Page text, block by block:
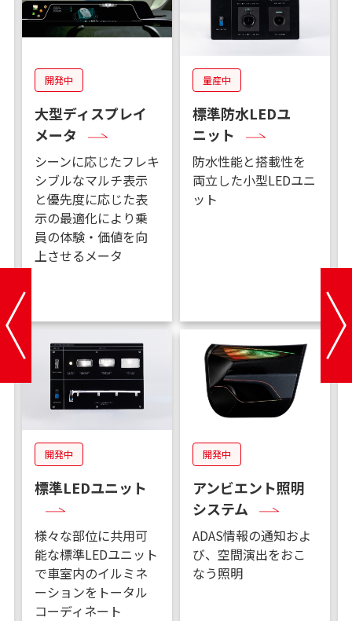
開発中
大型ディスプレイ
メータ
シーンに応じたフレキ
シブルなマルチ表示
と優先度に応じた表
示の最適化により乗
員の体験・価値を向
上させるメータ
量産中
標準防水LEDユ
ニット
防水性能と搭載性を
両立した小型LEDユニ
ット
開発中
標準LEDユニット
様々な部位に共用可
能な標準LEDユニット
で車室内のイルミネ
ーションをトータル
コーディネート
開発中
アンビエント照明
システム
ADAS情報の通知およ
び、空間演出をおこ
なう照明